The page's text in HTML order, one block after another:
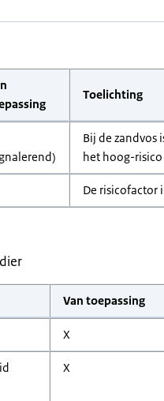
Toelichting
Bij de zandvos
het hoog-
De risicofactor
Van toepassing
X
X